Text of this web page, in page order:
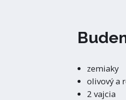
zemiaky
olivový a
2 vajcia